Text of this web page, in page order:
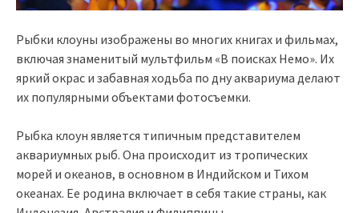
Рыбки клоуны изображены во многих книгах и фильмах,
включая знаменитый мультфильм «В поисках Немо». Их
яркий окрас и забавная ходьба по дну аквариума делают
их популярными объектами фотосъемки.
Рыбка клоун является типичным представителем
аквариумных рыб. Она происходит из тропических
морей и океанов, в основном в Индийском и Тихом
океанах. Ее родина включает в себя такие страны, как